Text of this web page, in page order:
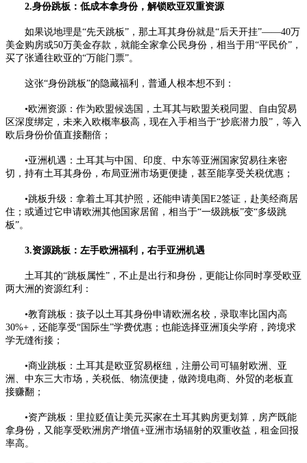
2.身份跳板：低成本拿身份，解锁欧亚双重资源
如果说地理是“先天跳板”，那土耳其身份就是“后天开挂”——40万
美金购房或50万美金存款，就能全家拿公民身份，相当于用“平民价”，
买了张通往欧亚的“万能门票”。
这张“身份跳板”的隐藏福利，普通人根本想不到：
•欧洲资源：作为欧盟候选国，土耳其与欧盟关税同盟、自由贸易
区深度绑定，未来入欧概率极高，现在入手相当于“抄底潜力股”，等入
欧后身份价值直接翻倍；
•亚洲机遇：土耳其与中国、印度、中东等亚洲国家贸易往来密
切，持有土耳其身份，布局亚洲市场更便捷，甚至能享受关税优惠；
•跳板升级：拿着土耳其护照，还能申请美国E2签证，赴美经商居
住；或通过它申请欧洲其他国家居留，相当于“一级跳板”变“多级跳
板”。
3.资源跳板：左手欧洲福利，右手亚洲机遇
土耳其的“跳板属性”，不止是出行和身份，更能让你同时享受欧亚
两大洲的资源红利：
•教育跳板：孩子以土耳其身份申请欧洲名校，录取率比国内高
30%+，还能享受“国际生”学费优惠；也能选择亚洲顶尖学府，跨境求
学无缝衔接；
•商业跳板：土耳其是欧亚贸易枢纽，注册公司可辐射欧洲、亚
洲、中东三大市场，关税低、物流便捷，做跨境电商、外贸的老板直
接赚翻；
•资产跳板：里拉贬值让美元买家在土耳其购房更划算，房产既能
拿身份，又能享受欧洲房产增值+亚洲市场辐射的双重收益，租金回报
率高。